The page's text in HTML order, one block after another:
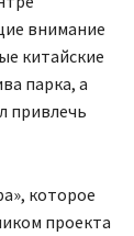
внимание
китайские
парка, а
привлечь
которое
проекта